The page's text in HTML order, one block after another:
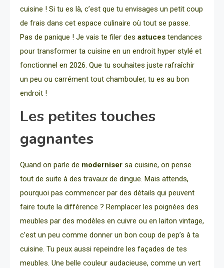
cuisine ! Si tu es là, c’est que tu envisages un petit coup
de frais dans cet espace culinaire où tout se passe.
Pas de panique ! Je vais te filer des astuces tendances
pour transformer ta cuisine en un endroit hyper stylé et
fonctionnel en 2026. Que tu souhaites juste rafraîchir
un peu ou carrément tout chambouler, tu es au bon
endroit !
Les petites touches
gagnantes
Quand on parle de moderniser sa cuisine, on pense
tout de suite à des travaux de dingue. Mais attends,
pourquoi pas commencer par des détails qui peuvent
faire toute la différence ? Remplacer les poignées des
meubles par des modèles en cuivre ou en laiton vintage,
c’est un peu comme donner un bon coup de pep’s à ta
cuisine. Tu peux aussi repeindre les façades de tes
meubles. Une belle couleur audacieuse, comme un vert